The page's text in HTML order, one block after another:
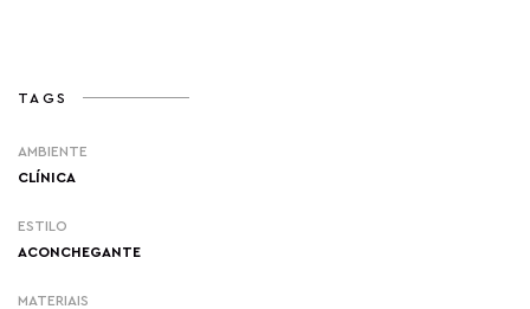
TAGS
AMBIENTE
CLÍNICA
ESTILO
ACONCHEGANTE
MATERIAIS